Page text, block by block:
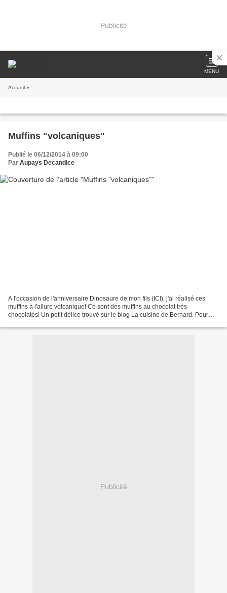
Publicité
MENU
Accueil »
Muffins "volcaniques"
Publié le 06/12/2014 à 09:00
Par Aupays Decandice
A l'occasion de l'anniversaire Dinosaure de mon fils (ICI), j'ai réalisé ces
muffins à l'allure volcanique! Ce sont des muffins au chocolat très
chocolatés! Un petit délice trouvé sur le blog La cuisine de Bernard. Pour
Publicité